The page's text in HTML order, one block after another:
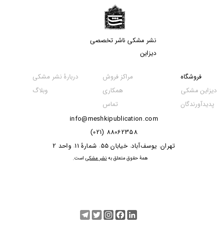
نشر مشکی​​​​​​​ ناشر تخصصی
دیزاین
info@meshkipublication.com
88062358 (021)
​​​​​​تهران، یوسف‌آباد، خیابان 55 ، شمارۀ 11 ،واحد 2
مراکز فروش
همکاری
تماس
فروشگاه
دیزاین مشکی
پدیدآورندگان
دربارۀ نشر مشکی
وبلاگ
​همۀ حقوق متعلق به نشر مشکیاست.
Telegram
TwitterInstagramFacebook